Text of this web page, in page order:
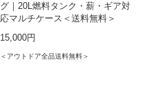
グ｜20L燃料タンク・薪・ギア対
応マルチケース＜送料無料＞
15,000円
＜アウトドア全品送料無料＞